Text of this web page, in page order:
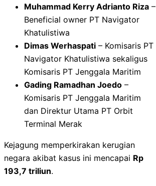
Muhammad Kerry Adrianto Riza –
Beneficial owner PT Navigator
Khatulistiwa
Dimas Werhaspati – Komisaris PT
Navigator Khatulistiwa sekaligus
Komisaris PT Jenggala Maritim
Gading Ramadhan Joedo –
Komisaris PT Jenggala Maritim
dan Direktur Utama PT Orbit
Terminal Merak
Kejagung memperkirakan kerugian
negara akibat kasus ini mencapai Rp
193,7 triliun.